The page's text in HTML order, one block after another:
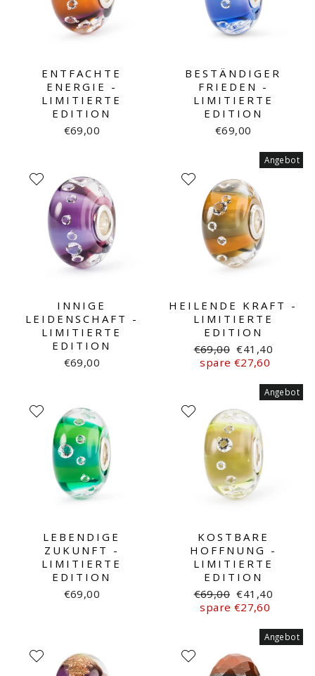
ENTFACHTE
ENERGIE -
LIMITIERTE
EDITION
€69,00
BESTÄNDIGER
FRIEDEN -
LIMITIERTE
EDITION
€69,00
INNIGE
LEIDENSCHAFT -
LIMITIERTE
EDITION
€69,00
Angebot
HEILENDE KRAFT -
LIMITIERTE
EDITION
Normaler
Preis
€69,00 Sonderpreis
€41,40
spare €27,60
LEBENDIGE
ZUKUNFT -
LIMITIERTE
EDITION
€69,00
Angebot
KOSTBARE
HOFFNUNG -
LIMITIERTE
EDITION
Normaler
Preis
€69,00 Sonderpreis
€41,40
spare €27,60
Angebot